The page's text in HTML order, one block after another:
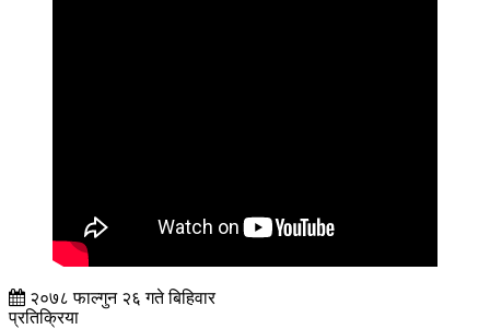
२०७८ फाल्गुन २६ गते बिहिवार
प्रतिक्रिया